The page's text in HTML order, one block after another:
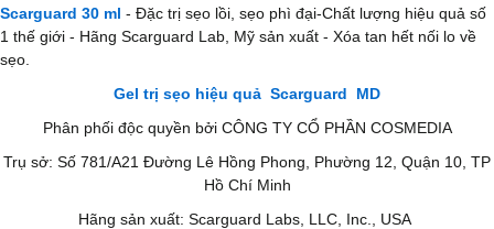
Scarguard 30 ml - Đặc trị sẹo lồi, sẹo phì đại-Chất lượng hiệu quả số
1 thế giới - Hãng Scarguard Lab, Mỹ sản xuất - Xóa tan hết nối lo về
sẹo.
Gel trị sẹo hiệu quả Scarguard MD
Phân phối độc quyền bởi CÔNG TY CỔ PHẦN COSMEDIA
Trụ sở: Số 781/A21 Đường Lê Hồng Phong, Phường 12, Quận 10, TP
Hồ Chí Minh
Hãng sản xuất: Scarguard Labs, LLC, Inc., USA